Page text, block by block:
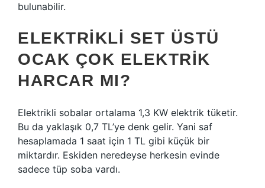
bulunabilir.
ELEKTRIKLI SET ÜSTÜ
OCAK ÇOK ELEKTRIK
HARCAR MI?
Elektrikli sobalar ortalama 1,3 KW elektrik tüketir.
Bu da yaklaşık 0,7 TL’ye denk gelir. Yani saf
hesaplamada 1 saat için 1 TL gibi küçük bir
miktardır. Eskiden neredeyse herkesin evinde
sadece tüp soba vardı.